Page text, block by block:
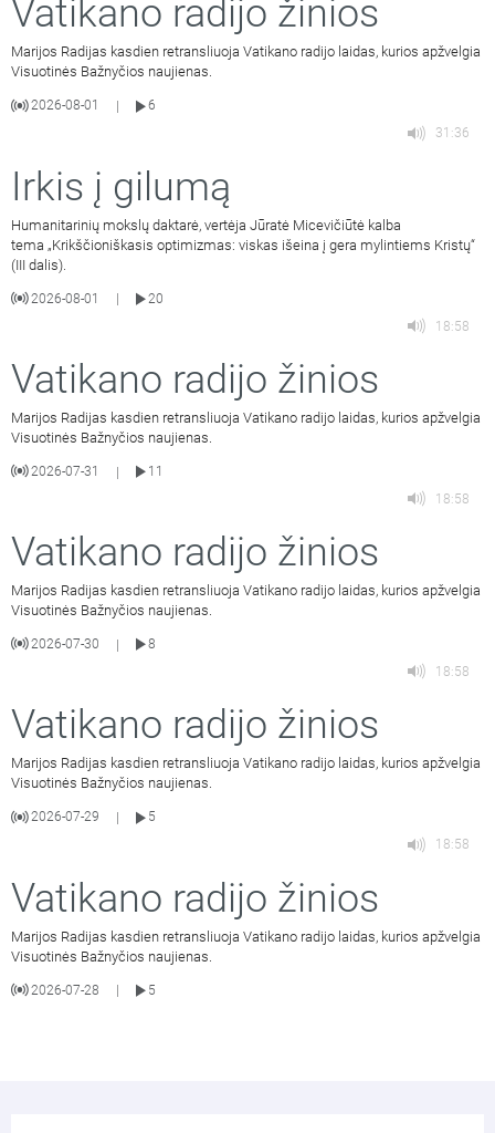
Vatikano radijo žinios
Marijos Radijas kasdien retransliuoja Vatikano radijo laidas, kurios apžvelgia
Visuotinės Bažnyčios naujienas.
2026-08-01
6
31:36
Irkis į gilumą
Humanitarinių mokslų daktarė, vertėja Jūratė Micevičiūtė kalba
tema „Krikščioniškasis optimizmas: viskas išeina į gera mylintiems Kristų“
(III dalis).
2026-08-01
20
18:58
Vatikano radijo žinios
Marijos Radijas kasdien retransliuoja Vatikano radijo laidas, kurios apžvelgia
Visuotinės Bažnyčios naujienas.
2026-07-31 |
11
18:58
Vatikano radijo žinios
Marijos Radijas kasdien retransliuoja Vatikano radijo laidas, kurios apžvelgia
Visuotinės Bažnyčios naujienas.
2026-07-30 |
8
18:58
Vatikano radijo žinios
Marijos Radijas kasdien retransliuoja Vatikano radijo laidas, kurios apžvelgia
Visuotinės Bažnyčios naujienas.
2026-07-29
5
18:58
Vatikano radijo žinios
Marijos Radijas kasdien retransliuoja Vatikano radijo laidas, kurios apžvelgia
Visuotinės Bažnyčios naujienas.
2026-07-28 5